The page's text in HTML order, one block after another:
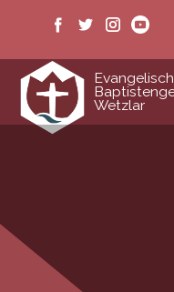
Wetzlar
ERB